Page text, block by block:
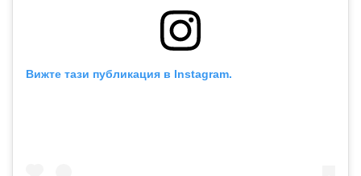
Вижте тази публикация в Instagram.